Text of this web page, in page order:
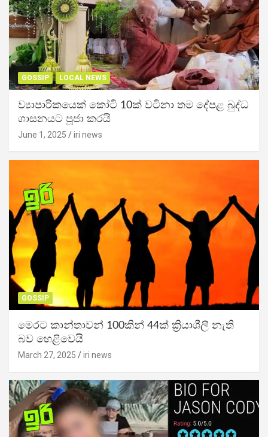
GOSSIP LOCAL NEWS
ව්‍යාපාරිකයෙක් කෝටි 10ක් වටිනා තම දේපළ බුද්ධ
ශාසනයට පූජා කරයි
June 1, 2025 iri news
GOSSIP
මෙරට කාන්තාවන් 100කින් 44ක් ක්‍රියාශීලී නැති
බව හෙළිවෙයි
March 27, 2025 iri news